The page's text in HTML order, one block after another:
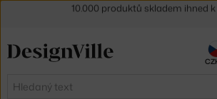
Hledat
30 dní na vrácení zboží